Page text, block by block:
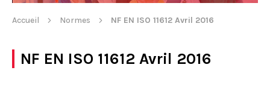
Accueil Normes NF EN ISO 11612 Avril 2016
NF EN ISO 11612 Avril 2016